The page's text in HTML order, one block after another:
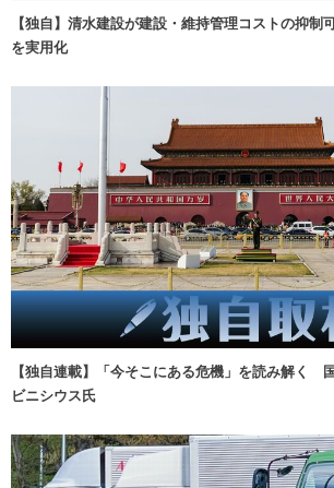
【独自】清水建設が建設・維持管理コストの抑制
を実用化
【独自連載】「今そこにある危機」を読み解く
ビニシウス氏